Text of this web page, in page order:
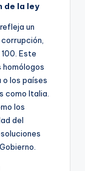
de la ley
un
Este
homólogos
o los países
como Italia.
los
del